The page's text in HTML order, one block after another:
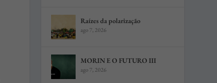
Raízes da polarização
ago 7, 2026
MORIN E O FUTURO III
ago 7, 2026